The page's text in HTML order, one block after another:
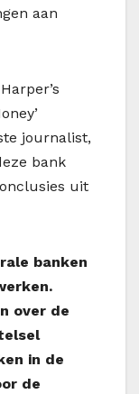
aan
journalist,
bank
uit
banken
over de
in de
de